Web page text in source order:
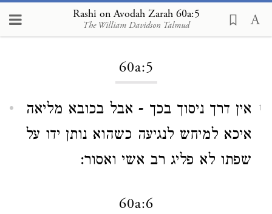
Rashi on Avodah Zarah 60a:5
The William Davidson Talmud
Loading...
60a:5
1
אין דרך ניסוך בכך - אבל בכובא מליאה
איכא למיחש לנגיעה כשהוא נותן ידו על
שפתו לא פליג רב אשי ואסור:
60a:6